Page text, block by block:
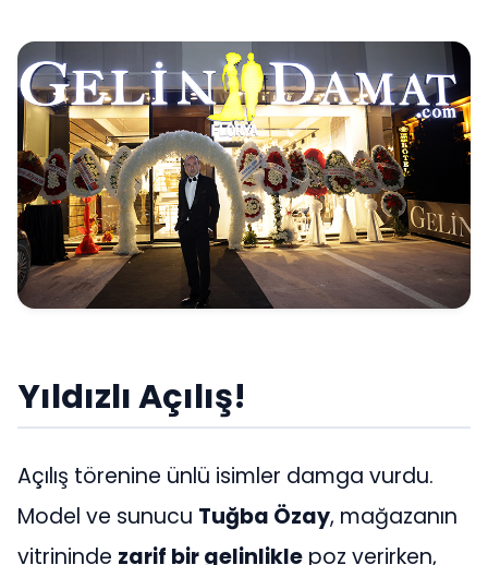
Yıldızlı Açılış!
Açılış törenine ünlü isimler damga vurdu.
Model ve sunucu Tuğba Özay, mağazanın
vitrininde zarif bir gelinlikle poz verirken,